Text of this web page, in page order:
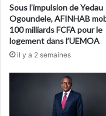
Sous l’impulsion de Yedau
Ogoundele, AFINHAB
100 milliards FCFA pour le
logement dans l’UEMOA
il y a 2 semaines